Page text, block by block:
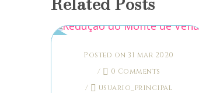
Posted on 31 mar 2020
/
0 Comments
/
usuario_principal